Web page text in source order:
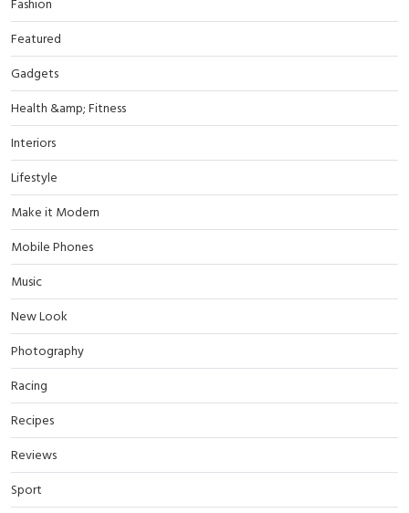
Featured
Gadgets
Health &amp; Fitness
Interiors
Lifestyle
Make it Modern
Mobile Phones
Music
New Look
Photography
Racing
Recipes
Reviews
Sport